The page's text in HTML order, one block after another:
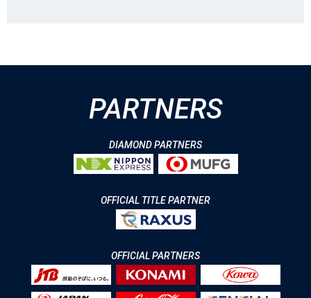
PARTNERS
DIAMOND PARTNERS
OFFICIAL TITLE PARTNER
OFFICIAL PARTNERS